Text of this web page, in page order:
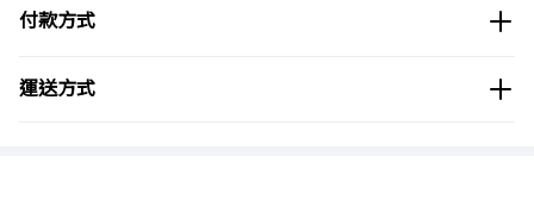
付款方式
運送方式